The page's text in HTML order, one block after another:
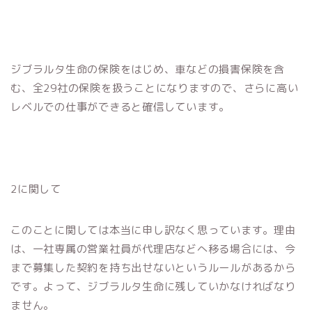
ジブラルタ生命の保険をはじめ、車などの損害保険を含
む、全29社の保険を扱うことになりますので、さらに高い
レベルでの仕事ができると確信しています。
2に関して
このことに関しては本当に申し訳なく思っています。理由
は、一社専属の営業社員が代理店などへ移る場合には、今
まで募集した契約を持ち出せないというルールがあるから
です。よって、ジブラルタ生命に残していかなければなり
ません。